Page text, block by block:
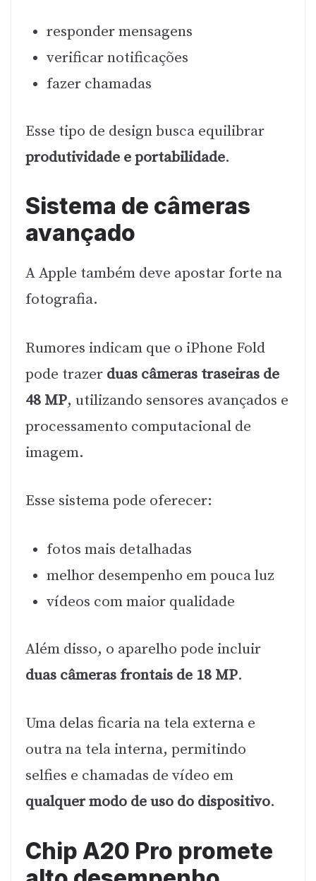
responder mensagens
verificar notificações
fazer chamadas
Esse tipo de design busca equilibrar
produtividade e portabilidade.
Sistema de câmeras
avançado
A Apple também deve apostar forte na
fotografia.
Rumores indicam que o iPhone Fold
pode trazer duas câmeras traseiras de
48 MP, utilizando sensores avançados e
processamento computacional de
imagem.
Esse sistema pode oferecer:
fotos mais detalhadas
melhor desempenho em pouca luz
vídeos com maior qualidade
Além disso, o aparelho pode incluir
duas câmeras frontais de 18 MP.
Uma delas ficaria na tela externa e
outra na tela interna, permitindo
selfies e chamadas de vídeo em
qualquer modo de uso do dispositivo.
Chip A20 Pro promete